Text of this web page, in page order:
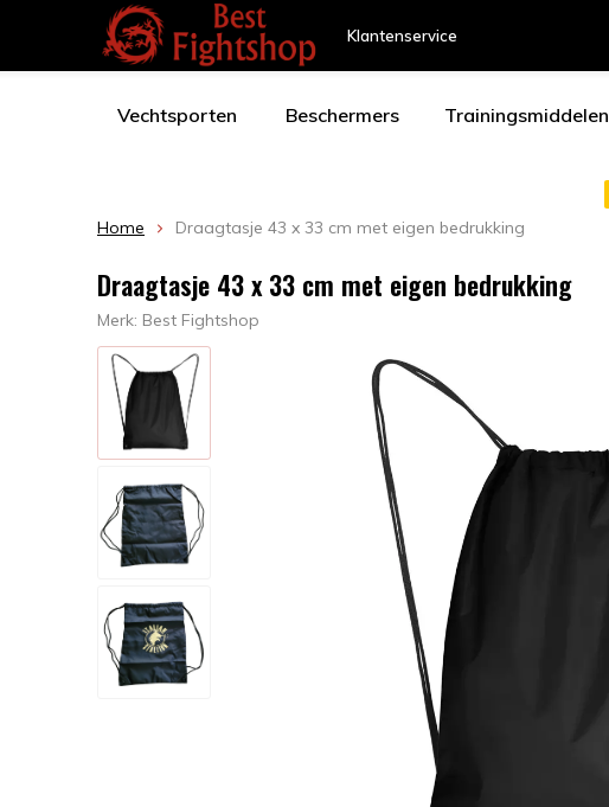
Klantenservice
Vechtsporten Beschermers Trainingsmiddelen
Home Draagtasje 43 x 33 cm met eigen bedrukking
Draagtasje 43 x 33 cm met eigen bedrukking
Merk: Best Fightshop